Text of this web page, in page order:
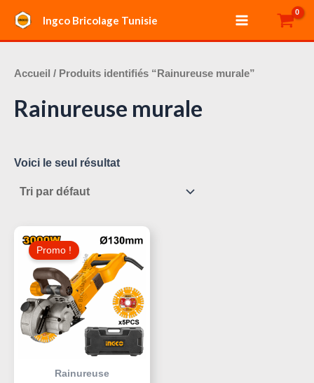
contenu
Ingco Bricolage Tunisie
Main
Menu
Accueil / Produits identifiés “Rainureuse murale”
Rainureuse murale
Voici le seul résultat
Promo !
Rainureuse
Prix
Initial
Était :
Le
Prix
Est :